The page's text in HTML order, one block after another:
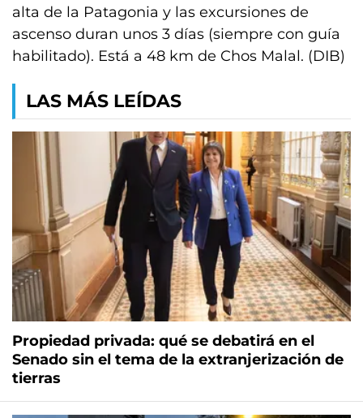
alta de la Patagonia y las excursiones de
ascenso duran unos 3 días (siempre con guía
habilitado). Está a 48 km de Chos Malal. (DIB)
LAS MÁS LEÍDAS
Propiedad privada: qué se debatirá en el
Senado sin el tema de la extranjerización de
tierras